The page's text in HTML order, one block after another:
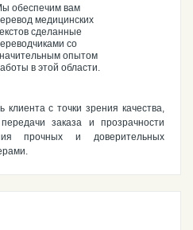
обеспечим вам
медицинских
сделанные
со
опытом
в этой области.
клиента с точки зрения качества,
заказа и прозрачности
прочных и доверительных